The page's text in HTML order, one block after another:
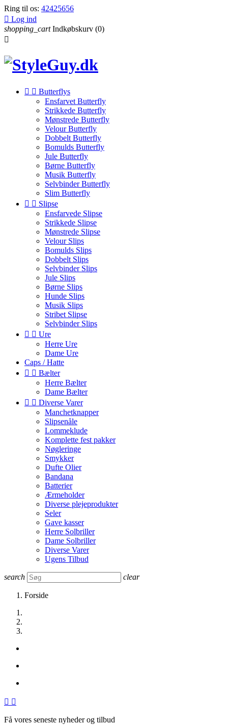
Ring til os: 42425656
 Log ind
shopping_cart Indkøbskurv (0)

  Butterflys
Ensfarvet Butterfly
Strikkede Butterfly
Mønstrede Butterfly
Velour Butterfly
Dobbelt Butterfly
Bomulds Butterfly
Jule Butterfly
Børne Butterfly
Musik Butterfly
Selvbinder Butterfly
Slim Butterfly
  Slipse
Ensfarvede Slipse
Strikkede Slipse
Mønstrede Slipse
Velour Slips
Bomulds Slips
Dobbelt Slips
Selvbinder Slips
Jule Slips
Børne Slips
Hunde Slips
Musik Slips
Stribet Slipse
Selvbinder Slips
  Ure
Herre Ure
Dame Ure
Caps / Hatte
  Bælter
Herre Bælter
Dame Bælter
  Diverse Varer
Manchetknapper
Slipsenåle
Lommeklude
Komplette fest pakker
Nøgleringe
Smykker
Dufte Olier
Bandana
Batterier
Ærmeholder
Diverse plejeprodukter
Seler
Gave kasser
Herre Solbriller
Dame Solbriller
Diverse Varer
Ugens Tilbud
search clear
Forside
 
Få vores seneste nyheder og tilbud